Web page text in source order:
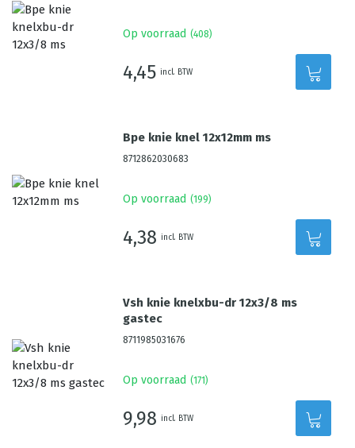
Op voorraad (408)
4,45 incl. BTW
Bpe knie knel 12x12mm ms
8712862030683
Op voorraad (199)
4,38 incl. BTW
Vsh knie knelxbu-dr 12x3/8 ms
gastec
8711985031676
Op voorraad (171 )
9,98 incl. BTW